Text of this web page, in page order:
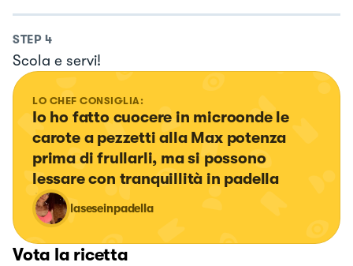
STEP 4
Scola e servi!
LO CHEF CONSIGLIA:
Io ho fatto cuocere in microonde le
carote a pezzetti alla Max potenza
prima di frullarli, ma si possono
lessare con tranquillità in padella
laseseinpadella
Vota la ricetta